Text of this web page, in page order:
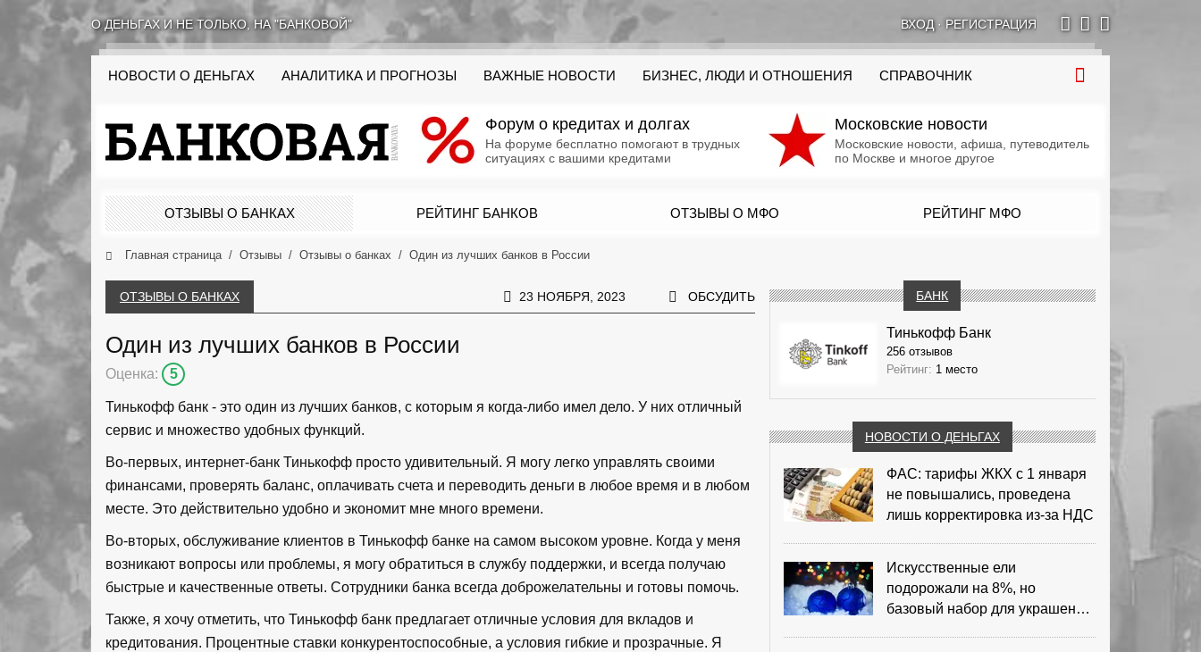
О ДЕНЬГАХ И НЕ ТОЛЬКО, НА "БАНКОВОЙ" ВХОД· РЕГИСТРАЦИЯ
НОВОСТИ О ДЕНЬГАХ АНАЛИТИКА И ПРОГНОЗЫ ВАЖНЫЕ НОВОСТИ БИЗНЕС, ЛЮДИ И ОТНОШЕНИЯ СПРАВОЧНИК
Форум о кредитах и долгах
На форуме бесплатно помогают в трудных
ситуациях с вашими кредитами
Московские новости
Московские новости, афиша, путеводитель
по Москве и многое другое
ОТЗЫВЫ О БАНКАХ РЕЙТИНГ БАНКОВ ОТЗЫВЫ О МФО РЕЙТИНГ МФО
Главная страница Отзывы Отзывы о банках Один из лучших банков в России
ОТЗЫВЫ О БАНКАХ 23 НОЯБРЯ, 2023 ОБСУДИТЬ
Один из лучших банков в России
Оценка: 5
Тинькофф банк - это один из лучших банков, с которым я когда-либо имел дело. У них отличный
сервис и множество удобных функций.
Во-первых, интернет-банк Тинькофф просто удивительный. Я могу легко управлять своими
финансами, проверять баланс, оплачивать счета и переводить деньги в любое время и в любом
месте. Это действительно удобно и экономит мне много времени.
Во-вторых, обслуживание клиентов в Тинькофф банке на самом высоком уровне. Когда у меня
возникают вопросы или проблемы, я могу обратиться в службу поддержки, и всегда получаю
быстрые и качественные ответы. Сотрудники банка всегда доброжелательны и готовы помочь.
Также, я хочу отметить, что Тинькофф банк предлагает отличные условия для вкладов и
кредитования. Процентные ставки конкурентоспособные, а условия гибкие и прозрачные. Я
БАНК
Тинькофф Банк
256 отзывов
Рейтинг: 1 место
НОВОСТИ О ДЕНЬГАХ
ФАС: тарифы ЖКХ с 1 января
не повышались, проведена
лишь корректировка из‑за НДС
Искусственные ели
подорожали на 8%, но
базовый набор для украшения